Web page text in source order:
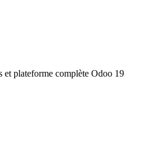
plateforme complète Odoo 19